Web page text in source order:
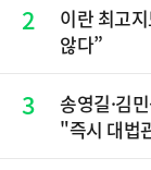
2
이란 최고
않다”
3
송영길·김
"즉시 대법